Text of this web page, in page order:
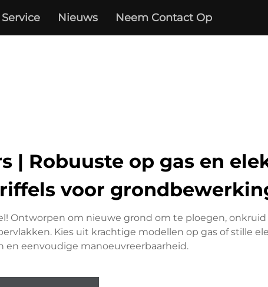
Service Nieuws Neem Contact Op
| Robuuste op gas en
voor
Ontworpen om nieuwe grond om te ploegen,
Kies uit krachtige modellen op gas of stille
eenvoudige manoeuvreerbaarheid.